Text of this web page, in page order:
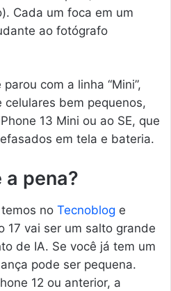
Cada um foca em um
ao fotógrafo
com a linha “Mini”,
bem pequenos,
13 Mini ou ao SE, que
em tela e bateria.
a pena?
no Tecnoblog e
17 vai ser um salto grande
de IA. Se você já tem um
pode ser pequena.
12 ou anterior, a